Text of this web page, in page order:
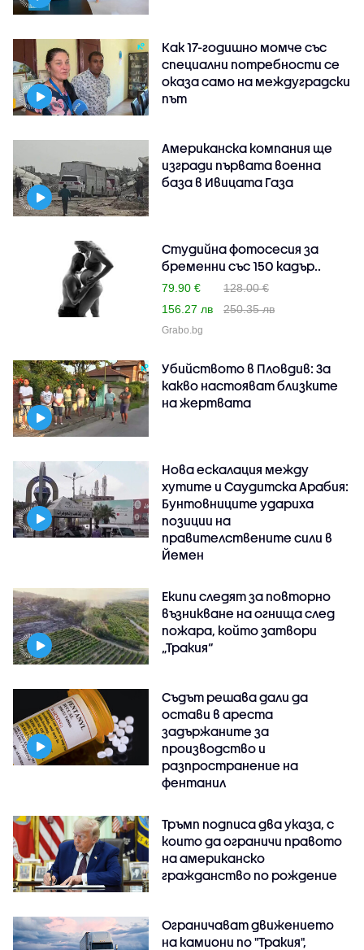
Как 17-годишно момче със
специални потребности се
оказа само на междуградски
път
Американска компания ще
изгради първата военна
база в Ивицата Газа
Студийна фотосесия за
бременни със 150 кадър..
79.90 €
128.00 €
156.27 лв
250.35 лв
Grabo.bg
Убийството в Пловдив: За
какво настояват близките
на жертвата
Нова ескалация между
хутите и Саудитска Арабия:
Бунтовниците удариха
позиции на
правителствените сили в
Йемен
Екипи следят за повторно
възникване на огнища след
пожара, който затвори
„Тракия“
Съдът решава дали да
остави в ареста
задържаните за
производство и
разпространение на
фентанил
Тръмп подписа два указа, с
които да ограничи правото
на американско
гражданство по рождение
Ограничават движението
на камиони по "Тракия",